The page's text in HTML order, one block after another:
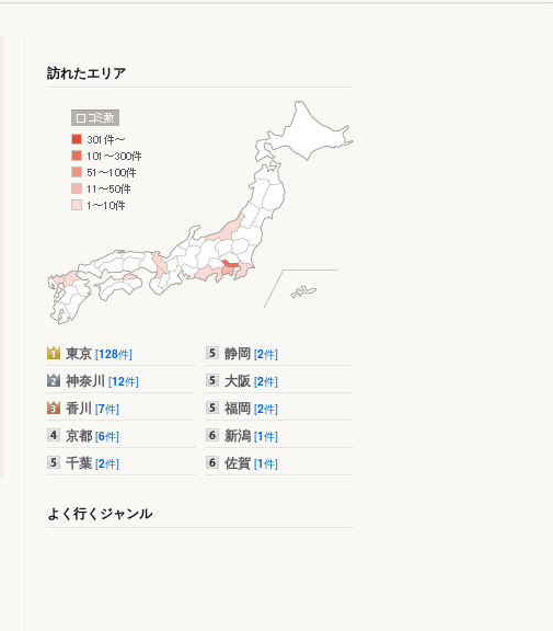
訪れたエリア
東京 [128件]
神奈川 [12件]
香川 [7件]
京都 [6件]
千葉 [2件]
静岡 [2件]
大阪 [2件]
福岡 [2件]
新潟 [1件]
佐賀 [1件]
よく行くジャンル